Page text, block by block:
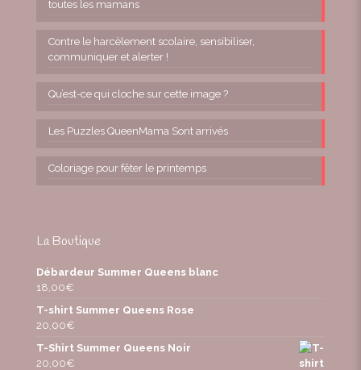
toutes les mamans
Contre le harcèlement scolaire, sensibiliser,
communiquer et alerter !
Qu’est-ce qui cloche sur cette image ?
Les Puzzles QueenMama Sont arrivés
Coloriage pour fêter le printemps
La Boutique
Débardeur Summer Queens blanc
18,00€
T-shirt Summer Queens Rose
20,00€
T-Shirt Summer Queens Noir
20,00€